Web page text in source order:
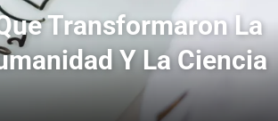
Transformaron La
Y La Ciencia